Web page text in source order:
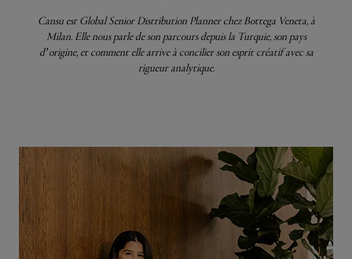
DÉV. DURABLE
FINANCE
REJOIGNEZ-NOUS
Cansu est Global Senior Distribution Planner chez Bottega Veneta, à
Milan. Elle nous parle de son parcours depuis la Turquie, son pays
d’origine, et comment elle arrive à concilier son esprit créatif avec sa
rigueur analytique.